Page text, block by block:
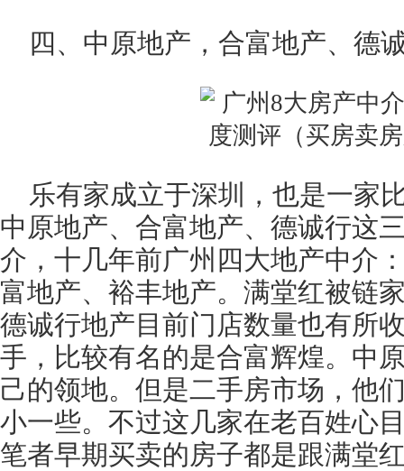
四、中原地产，合富地产、德
乐有家成立于深圳，也是一家
中原地产、合富地产、德诚行这
介，十几年前广州四大地产中介
富地产、裕丰地产。满堂红被链
德诚行地产目前门店数量也有所
手，比较有名的是合富辉煌。中
己的领地。但是二手房市场，他
小一些。不过这几家在老百姓心
笔者早期买卖的房子都是跟满堂